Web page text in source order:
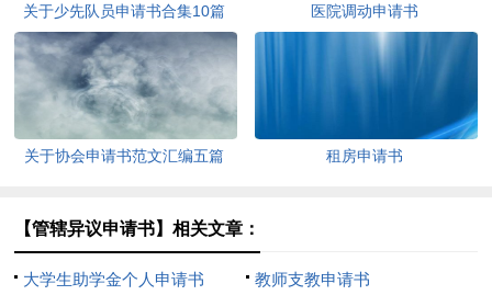
关于少先队员申请书合集10篇 医院调动申请书
关于协会申请书范文汇编五篇 租房申请书
【管辖异议申请书】相关文章：
大学生助学金个人申请书
教师支教申请书